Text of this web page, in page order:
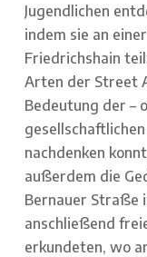
Jugendlichen
indem sie an
Friedrichshain
Arten der Street
Bedeutung der –
nachdenken
außerdem die
Bernauer Straße
anschließend
erkundeten, wo